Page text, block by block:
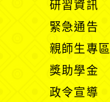
研習資訊
緊急通告
親師生專區
獎助學金
政令宣導